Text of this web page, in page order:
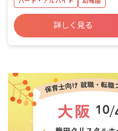
詳しく見る